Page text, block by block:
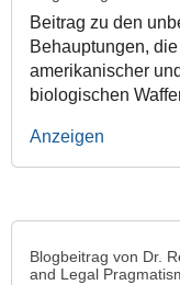
Beitrag zu den
Behauptungen,
amerikanischer
biologischen
Anzeigen
Blogbeitrag von Dr.
and Legal